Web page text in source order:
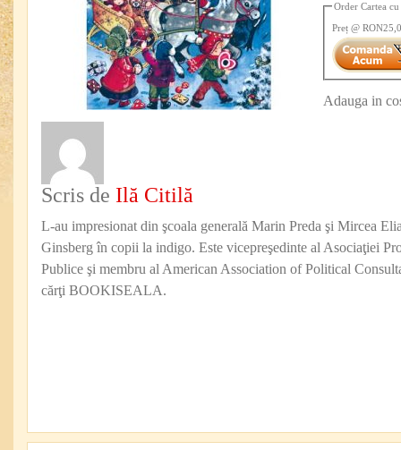
Order Cartea
Preț @
Adauga in
Scris de Ilă Citilă
L-au impresionat din şcoala generală Marin Preda şi Mircea
Ginsberg în copii la indigo. Este vicepreşedinte al Asociaţiei
Publice şi membru al American Association of Political
cărţi BOOKISEALA.